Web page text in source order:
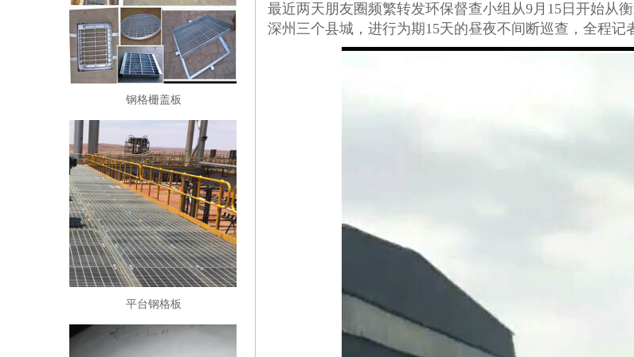
最近两天朋友圈频繁转发环保督查小组从9月15日开始从
深州三个县城，进行为期15天的昼夜不间断巡查，全程记
钢格栅盖板
平台钢格板